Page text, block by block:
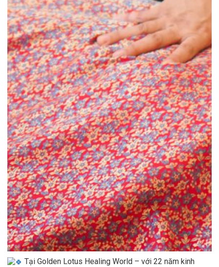
Tại Golden Lotus Healing World – với 22 năm kinh